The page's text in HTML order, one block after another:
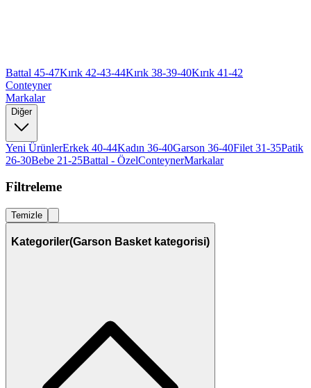
Battal 45-47Kırık 42-43-44Kırık 38-39-40Kırık 41-42
Conteyner
Markalar
Diğer
Yeni ÜrünlerErkek 40-44Kadın 36-40Garson 36-40Filet 31-35Patik
26-30Bebe 21-25Battal - ÖzelConteynerMarkalar
Filtreleme
Temizle
Kategoriler(Garson Basket kategorisi)